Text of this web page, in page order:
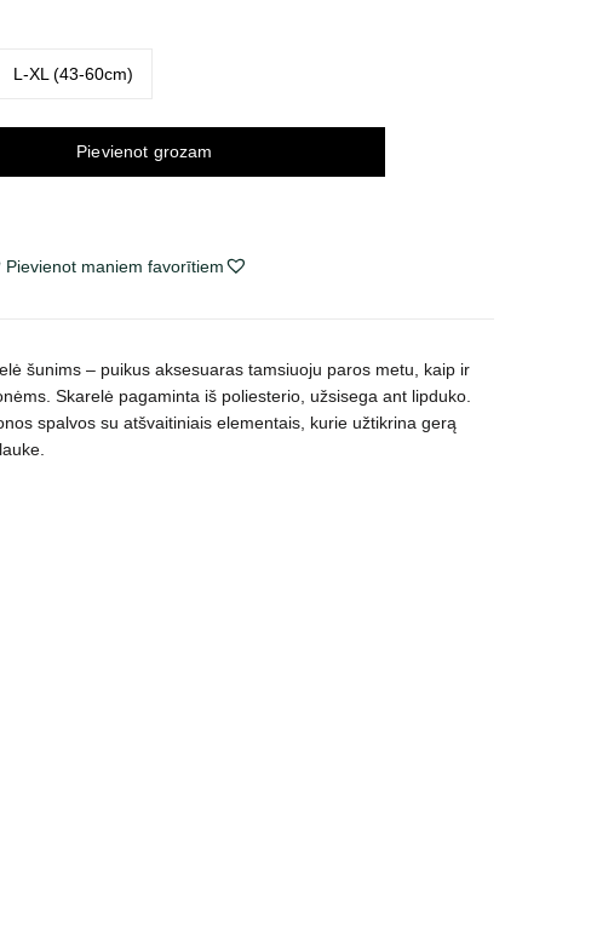
L-XL (43-60cm)
Pievienot grozam
maniem favorītiem
šunims – puikus aksesuaras tamsiuoju paros metu, kaip ir
Skarelė pagaminta iš poliesterio, užsisega ant lipduko.
spalvos su atšvaitiniais elementais, kurie užtikrina gerą